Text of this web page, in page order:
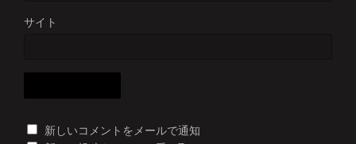
サイト
新しいコメントをメールで通知